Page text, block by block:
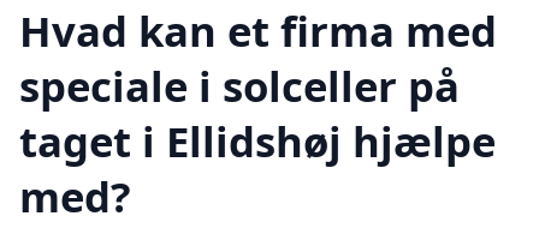
Hvad kan et firma med
speciale i solceller på
taget i Ellidshøj hjælpe
med?